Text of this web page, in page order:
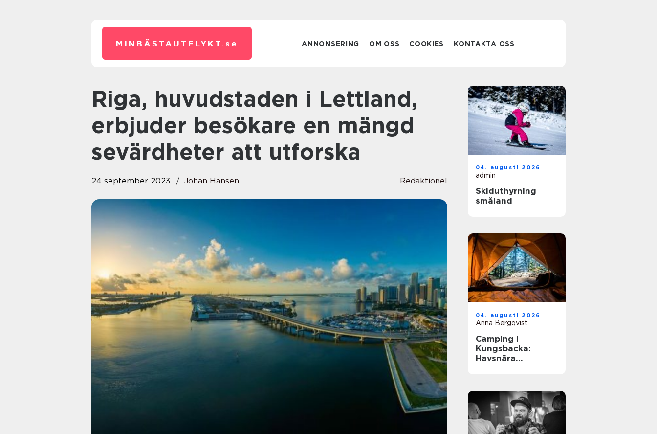
MINBÄSTAUTFLYKT. se ANNONSERING OM OSS COOKIES KONTAKTA OSS
Riga, huvudstaden i Lettland,
erbjuder besökare en mängd
sevärdheter att utforska
24 september 2023 Johan Hansen Redaktionel
04. augusti 2026
admin
Skiduthyrning
småland
04. augusti 2026
Anna Bergqvist
Camping i
Kungsbacka:
Havsnära